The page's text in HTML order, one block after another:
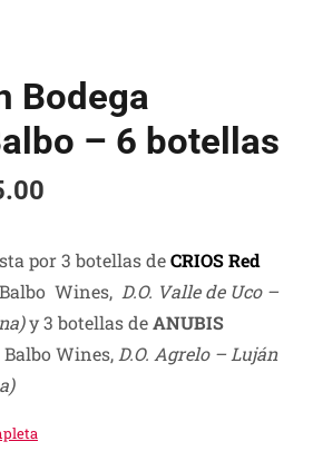
Bodega
– 6 botellas
por 3 botellas deCRIOS Red
Wines, D.O. Valle de Uco –
y 3 botellas deANUBIS
Wines, D.O. Agrelo – Luján